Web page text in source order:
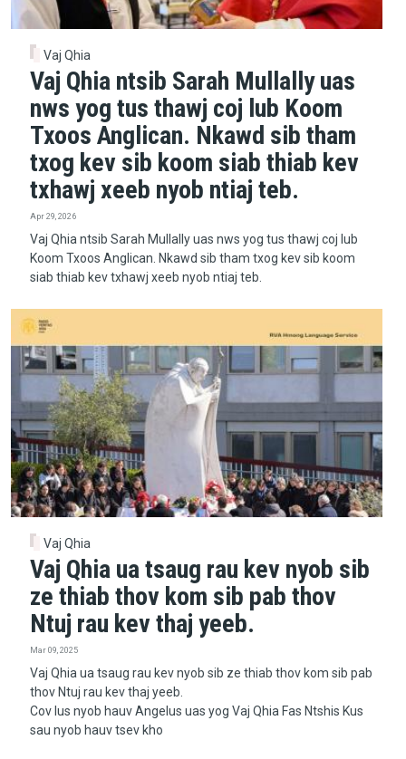
Vaj Qhia
Vaj Qhia ntsib Sarah Mullally uas
nws yog tus thawj coj lub Koom
Txoos Anglican. Nkawd sib tham
txog kev sib koom siab thiab kev
txhawj xeeb nyob ntiaj teb.
Apr 29, 2026
Vaj Qhia ntsib Sarah Mullally uas nws yog tus thawj coj lub
Koom Txoos Anglican. Nkawd sib tham txog kev sib koom
siab thiab kev txhawj xeeb nyob ntiaj teb.
Vaj Qhia
Vaj Qhia ua tsaug rau kev nyob sib
ze thiab thov kom sib pab thov
Ntuj rau kev thaj yeeb.
Mar 09, 2025
Vaj Qhia ua tsaug rau kev nyob sib ze thiab thov kom sib pab
thov Ntuj rau kev thaj yeeb.
Cov lus nyob hauv Angelus uas yog Vaj Qhia Fas Ntshis Kus
sau nyob hauv tsev kho